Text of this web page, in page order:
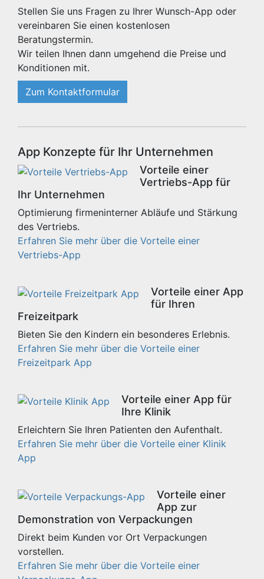
Stellen Sie uns Fragen zu Ihrer Wunsch-App oder
vereinbaren Sie einen kostenlosen
Beratungstermin.
Wir teilen Ihnen dann umgehend die Preise und
Konditionen mit.
Zum Kontaktformular
App Konzepte für Ihr Unternehmen
Vorteile einer
Vertriebs-App für
Ihr Unternehmen
Optimierung firmeninterner Abläufe und Stärkung
des Vertriebs.
Erfahren Sie mehr über die Vorteile einer
Vertriebs-App
Vorteile einer App
für Ihren
Freizeitpark
Bieten Sie den Kindern ein besonderes Erlebnis.
Erfahren Sie mehr über die Vorteile einer
Freizeitpark App
Vorteile einer App für
Ihre Klinik
Erleichtern Sie Ihren Patienten den Aufenthalt.
Erfahren Sie mehr über die Vorteile einer Klinik
App
Vorteile einer
App zur
Demonstration von Verpackungen
Direkt beim Kunden vor Ort Verpackungen
vorstellen.
Erfahren Sie mehr über die Vorteile einer